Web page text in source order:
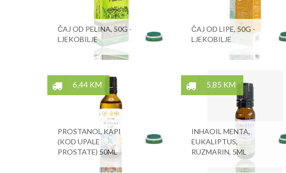
ČAJ OD PELINA, 50G -
LJEKOBILJE
ČAJ OD LIPE, 50G -
LJEKOBILJE
6,44 KM
PROSTANOL KAPI
(KOD UPALE
PROSTATE) 50ML
5,85 KM
INHAOIL MENTA,
EUKALIPTUS,
RUZMARIN, 5ML